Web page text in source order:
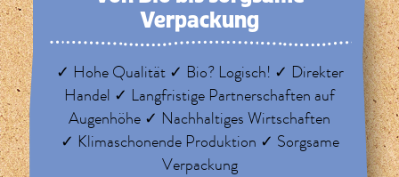
Verpackung
✓ Hohe Qualität ✓ Bio? Logisch! ✓ Direkter
Handel ✓ Langfristige Partnerschaften auf
Augenhöhe ✓ Nachhaltiges Wirtschaften
✓ Klimaschonende Produktion ✓ Sorgsame
Verpackung